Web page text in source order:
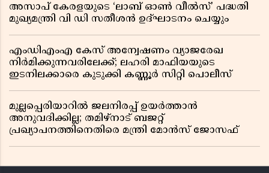
അസാപ് കേരളയുടെ ‘ലാബ് ഓൺ വീൽസ്’ പദ്ധതി
മുഖ്യമന്ത്രി വി ഡി സതീശൻ ഉദ്ഘാടനം ചെയ്യും
എംഡിഎംഎ കേസ് അന്വേഷണം വ്യാജരേഖ
നിർമിക്കുന്നവരിലേക്ക്; ലഹരി മാഫിയയുടെ
ഇടനിലക്കാരെ കുടുക്കി കണ്ണൂർ സിറ്റി പൊലീസ്
മുല്ലപ്പെരിയാറിൽ ജലനിരപ്പ് ഉയർത്താൻ
അനുവദിക്കില്ല; തമിഴ്നാട് ബജറ്റ്
പ്രഖ്യാപനത്തിനെതിരെ മന്ത്രി മോൻസ് ജോസഫ്